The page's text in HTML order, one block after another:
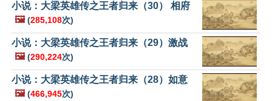
小说：大梁英雄传之王者归来（30） 相府
🖼️ (285,108次)
小说：大梁英雄传之王者归来（29）激战
🖼️ (290,224次)
小说：大梁英雄传之王者归来（28）如意
🖼️ (466,945次)